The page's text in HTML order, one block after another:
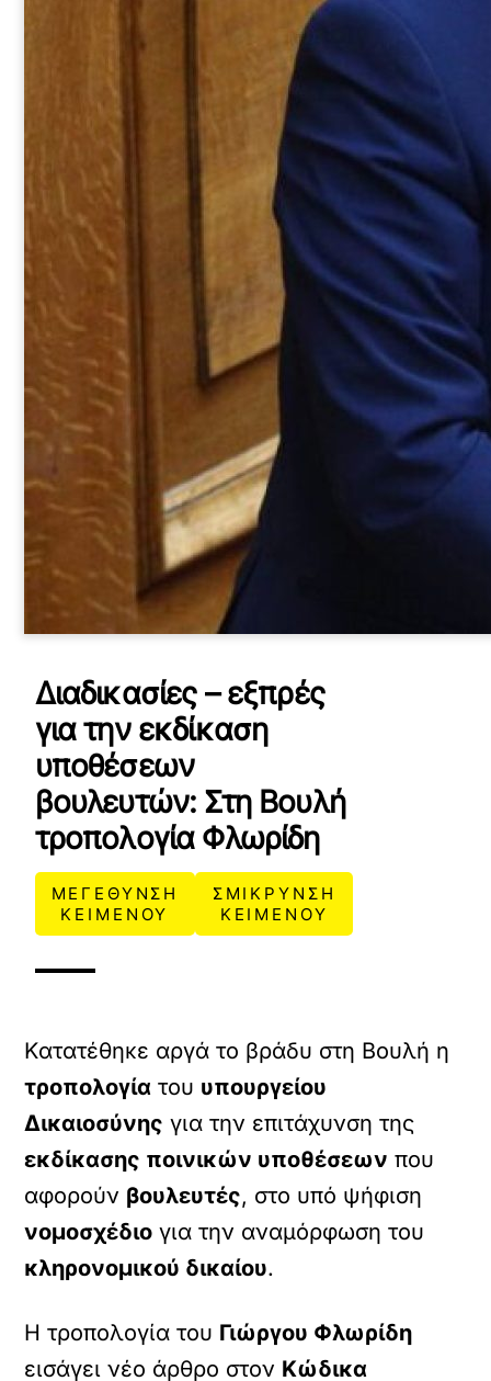
Διαδικασίες – εξπρές
για την εκδίκαση
υποθέσεων
βουλευτών: Στη Βουλή
τροπολογία Φλωρίδη
ΜΕΓΕΘΥΝΣΗ
ΚΕΙΜΕΝΟΥ
ΣΜΙΚΡΥΝΣΗ
ΚΕΙΜΕΝΟΥ
Kατατέθηκε αργά το βράδυ στη Βουλή η
τροπολογία του υπουργείου
Δικαιοσύνης για την επιτάχυνση της
εκδίκασης ποινικών υποθέσεων που
αφορούν βουλευτές, στο υπό ψήφιση
νομοσχέδιο για την αναμόρφωση του
κληρονομικού δικαίου.
Η τροπολογία του Γιώργου Φλωρίδη
εισάγει νέο άρθρο στον Κώδικα